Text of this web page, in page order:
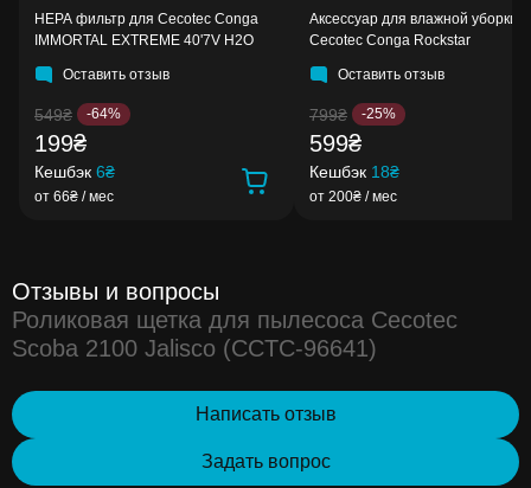
HEPA фильтр для Cecotec Conga
IMMORTAL EXTREME 40'7V H2O
Оставить отзыв
549₴ -64%
199₴
Кешбэк 6₴
от 66₴ / мес
Аксессуар для влажной уборки
Cecotec Conga Rockstar
Оставить отзыв
799₴ -25%
599₴
Кешбэк 18₴
от 200₴ / мес
Отзывы и вопросы
Роликовая щетка для пылесоса Cecotec
Scoba 2100 Jalisco (CCTC-96641)
Написать отзыв
Задать вопрос